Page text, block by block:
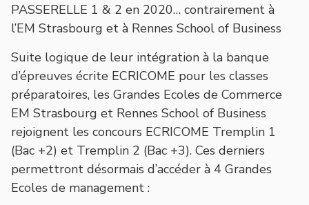
PASSERELLE 1 & 2 en 2020… contrairement à
l’EM Strasbourg et à Rennes School of Business
Suite logique de leur intégration à la banque
d’épreuves écrite ECRICOME pour les classes
préparatoires, les Grandes Ecoles de Commerce
EM Strasbourg et Rennes School of Business
rejoignent les concours ECRICOME Tremplin 1
(Bac +2) et Tremplin 2 (Bac +3). Ces derniers
permettront désormais d’accéder à 4 Grandes
Ecoles de management :